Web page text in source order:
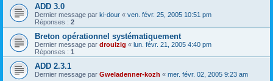
ADD 3.0
Dernier message par ki-dour « ven. févr. 25, 2005 10:51 pm
Réponses : 2
Breton opérationnel systématiquement
Dernier message par drouizig « lun. févr. 21, 2005 4:40 pm
Réponses : 1
ADD 2.3.1
Dernier message par Gweladenner-kozh « mer. févr. 02, 2005 9:23 am